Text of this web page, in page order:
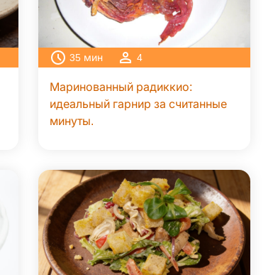
35 мин 4
Маринованный радиккио:
идеальный гарнир за считанные
минуты.